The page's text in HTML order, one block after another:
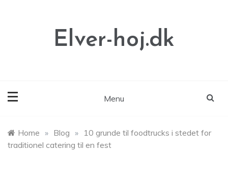
Elver-hoj.dk
Menu
Home » Blog » 10 grunde til foodtrucks i stedet for
traditionel catering til en fest